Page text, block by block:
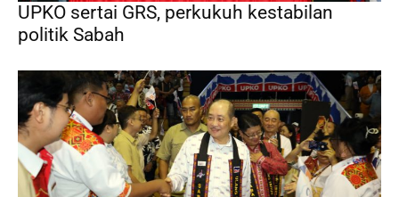
UPKO sertai GRS, perkukuh kestabilan
politik Sabah